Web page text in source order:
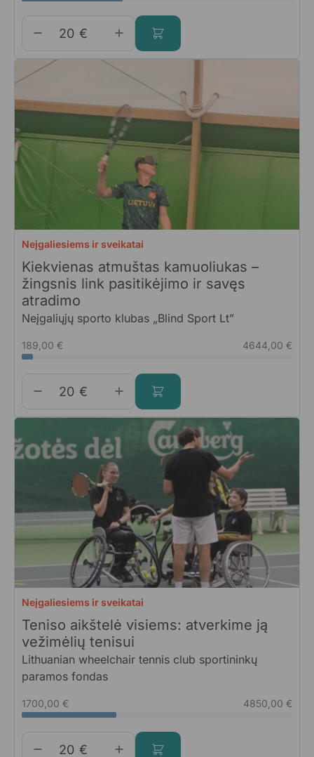
€
Neįgaliesiems ir sveikatai
Kiekvienas atmuštas kamuoliukas –
žingsnis link pasitikėjimo ir savęs
atradimo
Neįgaliųjų sporto klubas „Blind Sport Lt”
189,00 € 4644,00 €
€
Neįgaliesiems ir sveikatai
Teniso aikštelė visiems: atverkime ją
vežimėlių tenisui
Lithuanian wheelchair tennis club sportininkų
paramos fondas
1700,00 € 4850,00 €
€